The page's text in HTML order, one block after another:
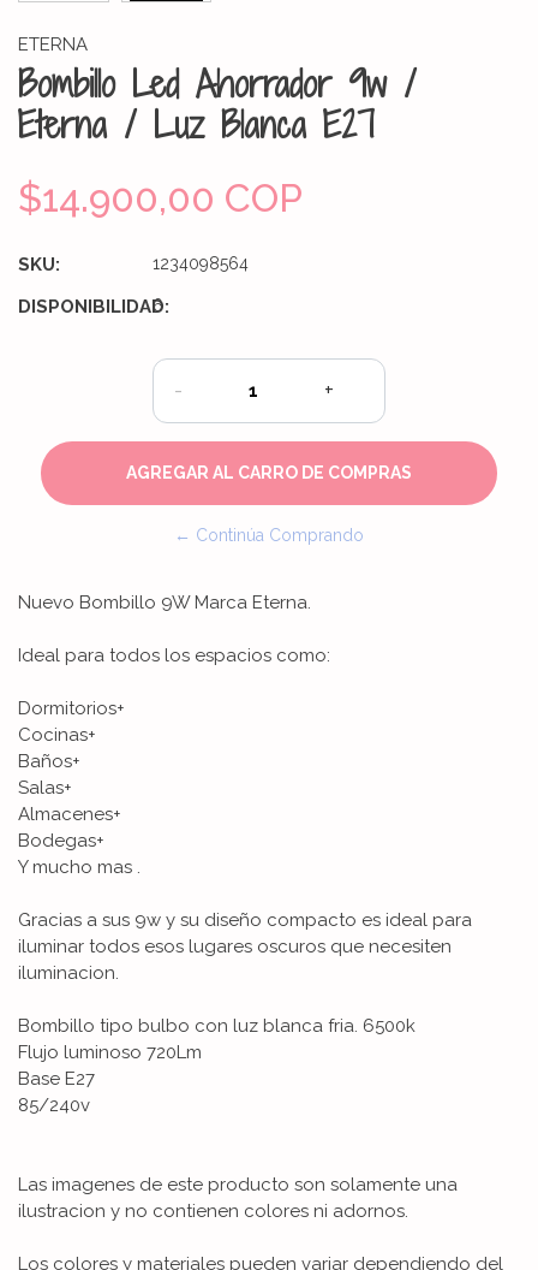
ETERNA
Bombillo Led Ahorrador 9w /
Eterna / Luz Blanca E27
$14.900,00 COP
SKU: 1234098564
DISPONIBILIDAD:
6
- +
← Continúa Comprando
Nuevo Bombillo 9W Marca Eterna.
Ideal para todos los espacios como:
Dormitorios+
Cocinas+
Baños+
Salas+
Almacenes+
Bodegas+
Y mucho mas .
Gracias a sus 9w y su diseño compacto es ideal para
iluminar todos esos lugares oscuros que necesiten
iluminacion.
Bombillo tipo bulbo con luz blanca fria. 6500k
Flujo luminoso 720Lm
Base E27
85/240v
Las imagenes de este producto son solamente una
ilustracion y no contienen colores ni adornos.
Los colores y materiales pueden variar dependiendo del